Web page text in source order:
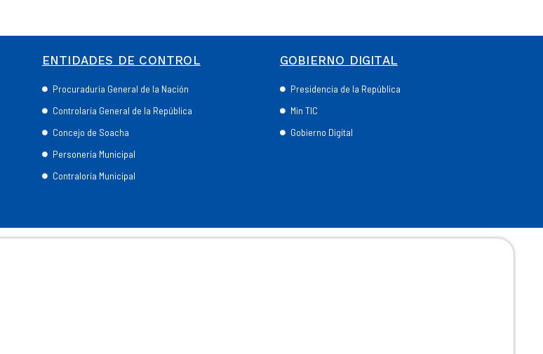
ENTIDADES DE CONTROL
Procuraduría General de la Nación
Controlaría General de la República
Concejo de Soacha
Personería Municipal
Contraloría Municipal
GOBIERNO DIGITAL
Presidencia de la República
Min TIC
Gobierno Digital